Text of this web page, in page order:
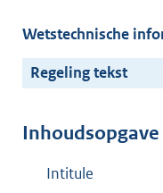
Wetstechnische
Regeling tekst
Inhoudsopgave
Intitule